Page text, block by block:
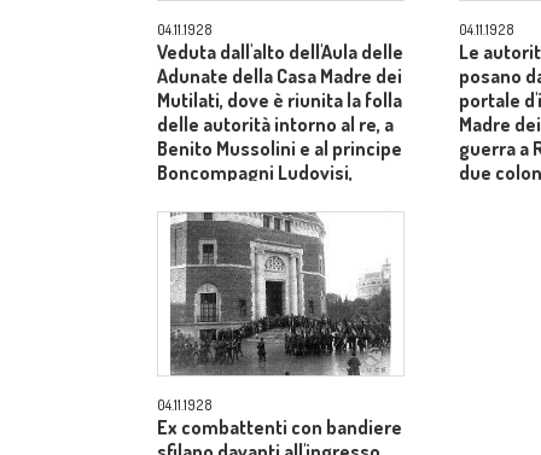
04.11.1928
Veduta dall'alto dell'Aula delle
Adunate della Casa Madre dei
Mutilati, dove è riunita la folla
delle autorità intorno al re, a
Benito Mussolini e al principe
Boncompagni Ludovisi,
04.11.1928
Le
posano
portale
Madre
guerra a
due
04.11.1928
Ex combattenti con bandiere